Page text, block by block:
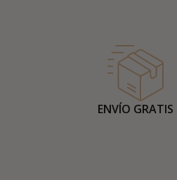
ENVÍO GRATIS